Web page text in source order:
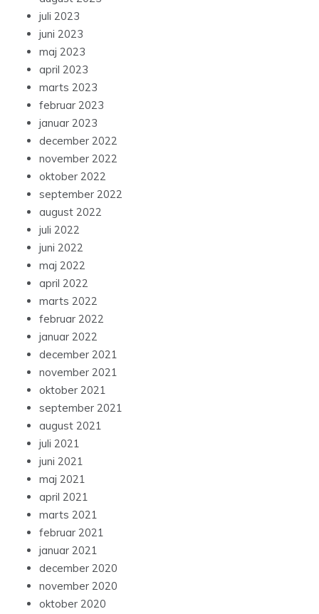
juli 2023
juni 2023
maj 2023
april 2023
marts 2023
februar 2023
januar 2023
december 2022
november 2022
oktober 2022
september 2022
august 2022
juli 2022
juni 2022
maj 2022
april 2022
marts 2022
februar 2022
januar 2022
december 2021
november 2021
oktober 2021
september 2021
august 2021
juli 2021
juni 2021
maj 2021
april 2021
marts 2021
februar 2021
januar 2021
december 2020
november 2020
oktober 2020